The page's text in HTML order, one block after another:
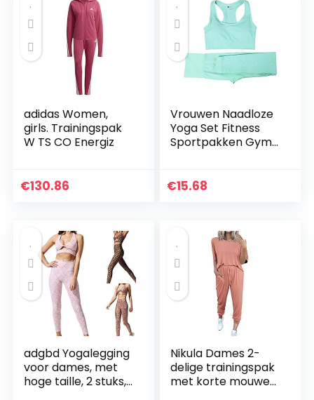
adidas Women,
girls. Trainingspak
W TS CO Energiz
€130.86
Vrouwen Naadloze
Yoga Set Fitness
Sportpakken Gym
Shirts Hoge Taille
€15.68
adgbd Yogalegging
voor dames, met
hoge taille, 2 stuks,
Nikula Dames 2-
delige trainingspak
met korte mouwen